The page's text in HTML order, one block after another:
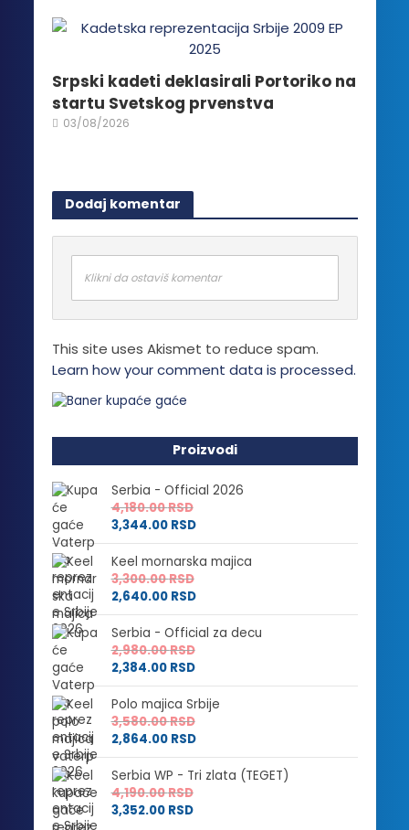
Srpski kadeti deklasirali Portoriko na
startu Svetskog prvenstva
03/08/2026
Dodaj komentar
Klikni da ostaviš komentar
This site uses Akismet to reduce spam.
Learn how your comment data is processed.
Proizvodi
Serbia - Official 2026
4,180.00RSD
3,344.00 RSD
Keel mornarska majica
3,300.00RSD
2,640.00 RSD
Serbia - Official za decu
2,980.00RSD
2,384.00 RSD
Polo majica Srbije
3,580.00RSD
2,864.00 RSD
Serbia WP - Tri zlata (TEGET)
4,190.00RSD
3,352.00 RSD